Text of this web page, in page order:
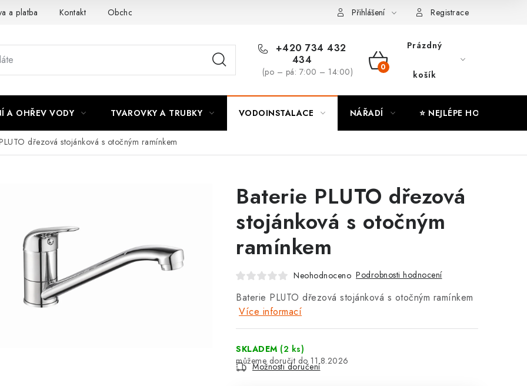
a platba Kontakt Obchodní podmínky Moje objednávka
Přihlášení Registrace
+420 734 432
434
(po – pá: 7:00 – 14:00)
NÁKUPNÍ
Prázdný
košík
A OHŘEV VODY TVAROVKY A TRUBKY VODOINSTALACE NÁŘADÍ ⭐ NEJLÉPE HODNOCENÉ
dřezová stojánková s otočným ramínkem
Baterie PLUTO dřezová
stojánková s otočným
ramínkem
Neohodnoceno Podrobnosti hodnocení
Baterie PLUTO dřezová stojánková s otočným ramínkem
Více informací
SKLADEM (2 ks)
11.8.2026
Možnosti doručení